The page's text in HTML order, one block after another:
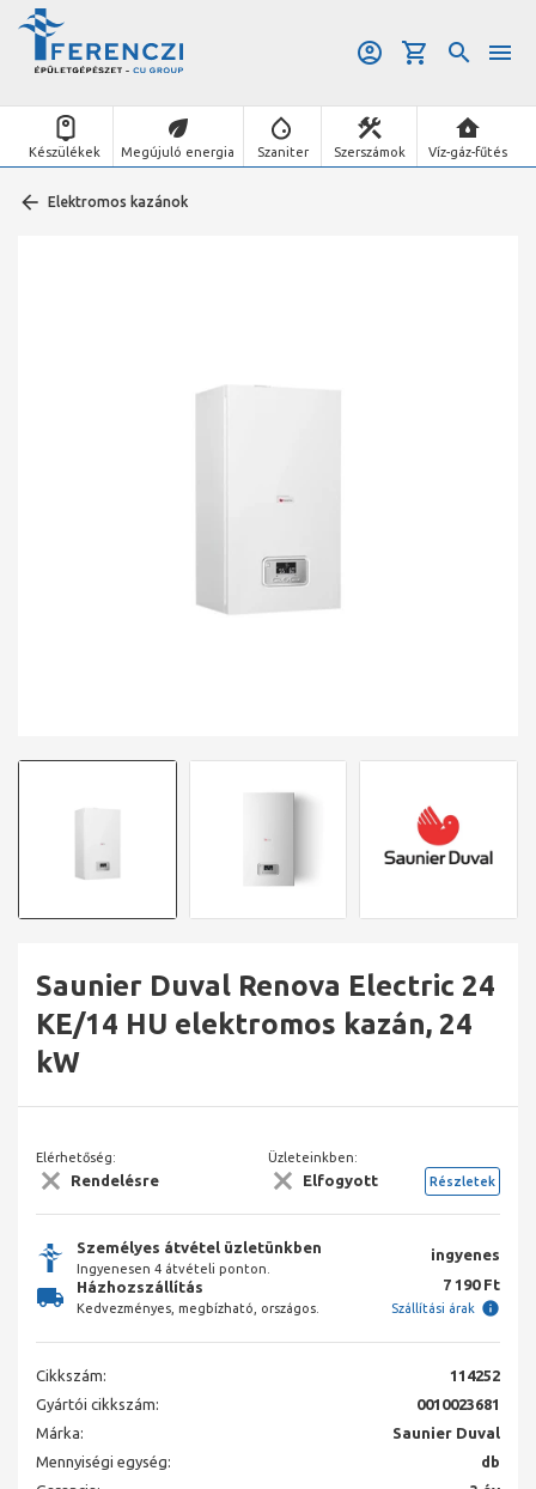
Készülékek Megújuló energia Szaniter Szerszámok Víz-gáz-fűtés
Elektromos kazánok
Saunier Duval Renova Electric 24
KE/14 HU elektromos kazán, 24
kW
Elérhetőség:
Rendelésre
Üzleteinkben:
Elfogyott Részletek
Személyes átvétel üzletünkben
Ingyenesen 4 átvételi ponton.
ingyenes
Házhozszállítás
Kedvezményes, megbízható, országos.
7 190 Ft
Szállítási árak
Cikkszám:
114252
Gyártói cikkszám:
0010023681
Márka:
Saunier Duval
Mennyiségi egység:
db